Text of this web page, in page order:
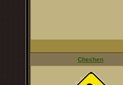
Chechen